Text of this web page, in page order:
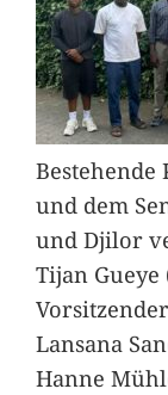
Bestehende
und dem
und Djilor
Tijan Gueye
Lansana
Hanne